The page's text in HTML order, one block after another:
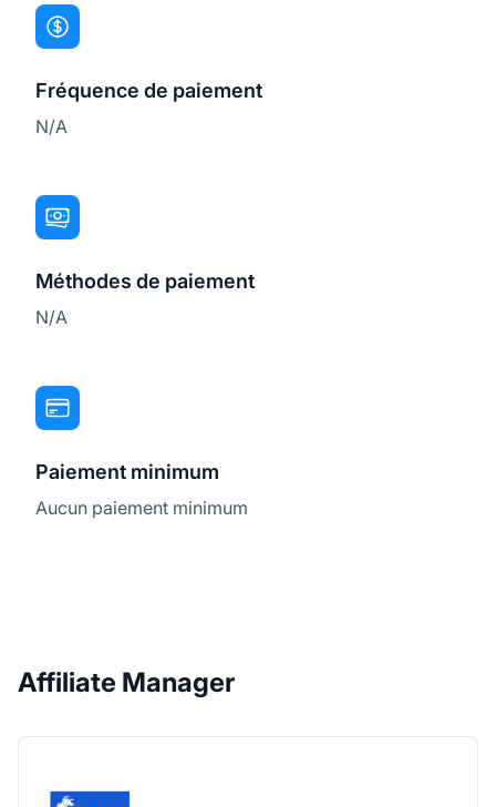
Fréquence de paiement
N/A
Méthodes de paiement
N/A
Paiement minimum
Aucun paiement minimum
Affiliate Manager